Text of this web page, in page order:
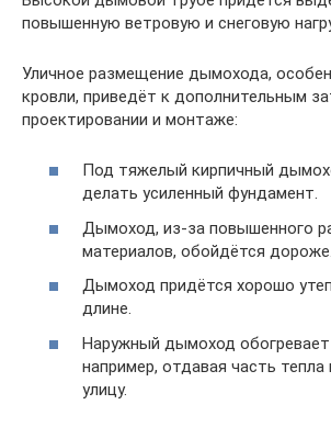
повышенную ветровую и снеговую
Уличное размещение дымохода,
кровли, приведёт к дополнительным
проектировании и монтаже:
Под тяжелый кирпичный
делать усиленный фундамент.
Дымоход, из-за повышенного
материалов, обойдётся дороже.
Дымоход придётся хорошо
длине.
Наружный дымоход
например, отдавая часть
улицу.